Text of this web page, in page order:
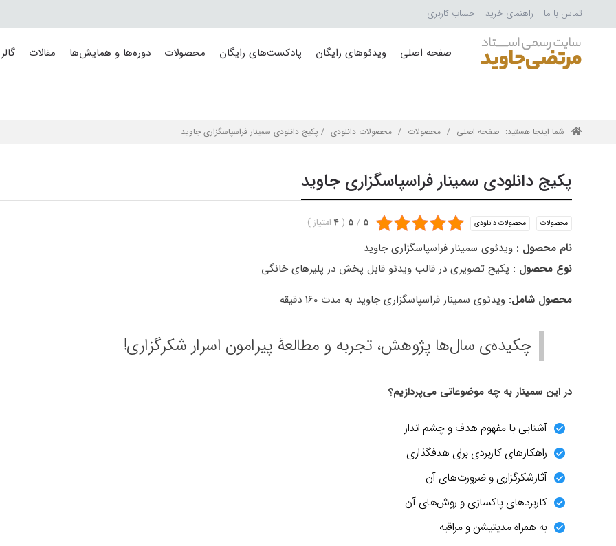
تماس با ما راهنمای خرید حساب کاربری
صفحه اصلی ویدئوهای رایگان پادکست‌های رایگان محصولات دوره‌ها و همایش‌ها مقالات
شما اینجا هستید: صفحه اصلی / محصولات / محصولات دانلودی / پکیج دانلودی سمینار فراسپاسگزاری جاوید
پکیج دانلودی سمینار فراسپاسگزاری جاوید
محصولات محصولات دانلودی 5
/
5
(
4 امتیاز)
نام محصول : ویدئوی سمینار فراسپاسگزاری جاوید
نوع محصول : پکیج تصویری در قالب ویدئو قابل پخش در پلیرهای خانگی
محصول شامل: ویدئوی سمینار فراسپاسگزاری جاوید به مدت 160 دقیقه
چکیده‌ی سال‌ها پژوهش، تجربه و مطالعۀ پیرامون اسرار شکرگزاری!
در این سمینار به چه موضوعاتی می‌پردازیم؟
آشنایی با مفهوم هدف و چشم انداز
راهکارهای کاربردی برای هدفگذاری
آثارشکرگزاری و ضرورت‌های آن
کاربردهای پاکسازی و روش‌های آن
به همراه مدیتیشن و مراقبه